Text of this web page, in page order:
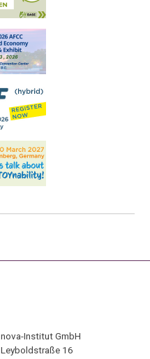
nova-Institut GmbH
Leyboldstraße 16